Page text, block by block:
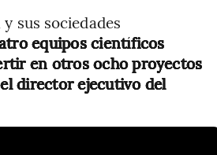
sus sociedades
equipos científicos
en otros ocho proyectos
director ejecutivo del